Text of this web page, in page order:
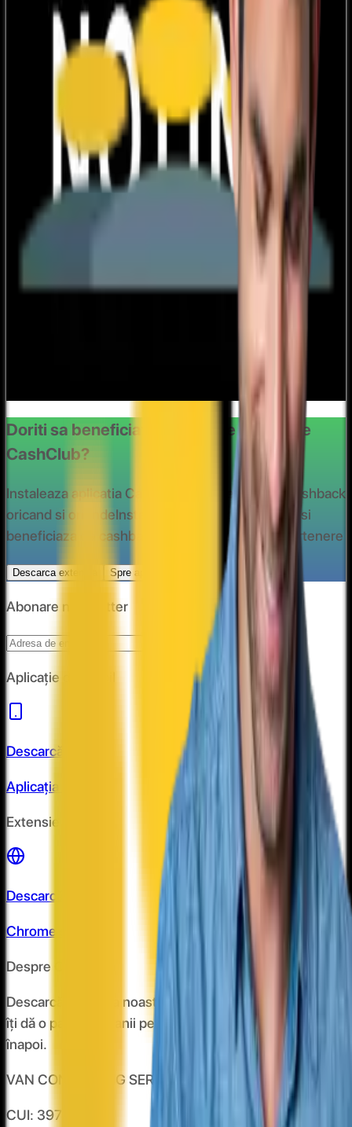
afiseaza codul
BAUTO5
Cod reducere 10% Carturesti - CARTE ROMANEASCA
afiseaza codul
CLUB10
COD REDUCERE MANUKASHOP 5%
130x folosit
afiseaza codul
COD REDUCERE TENQ.RO - 5%
afiseaza codulHCLUB5
Doriti sa beneficiati de ofertele oferite de
CashClub?
Instaleaza aplicatia CashClub si beneciaza de cashback
oricand si oriundeInstaleaza extensia CashClub si
beneficiaza de cashback la toate magazinele partenere
Descarca extensia Spre aplicatie
Abonare newsletter
Aplicație de mobil
Descarcă
Aplicația de mobil
Extensie Chrome
Descarcă de pe
Chrome store
Despre CashClub
Descarcă extensia noastră pentru browser și CashClub
îți dă o parte din banii pe care îi cheltuiești online
înapoi.
VAN CONSULTING SERVICES S.R.L.
CUI: 39743787